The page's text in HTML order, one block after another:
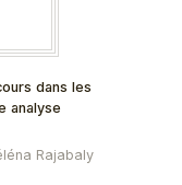
dans les
analyse
Rajabaly